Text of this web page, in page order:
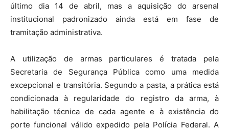
último dia 14 de abril, mas a aquisição do arsenal
institucional padronizado ainda está em fase de
tramitação administrativa.
A utilização de armas particulares é tratada pela
Secretaria de Segurança Pública como uma medida
excepcional e transitória. Segundo a pasta, a prática está
condicionada à regularidade do registro da arma, à
habilitação técnica de cada agente e à existência do
porte funcional válido expedido pela Polícia Federal. A